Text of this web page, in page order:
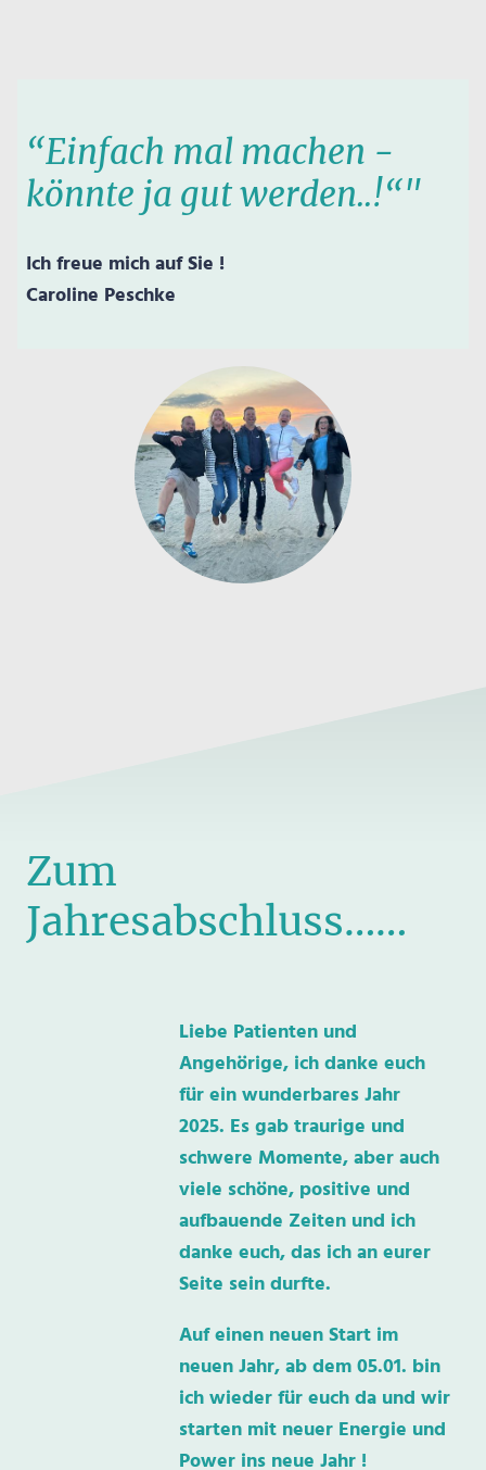
“Einfach mal machen -
könnte ja gut werden..!“"
Ich freue mich auf Sie !
Caroline Peschke
Zum
Jahresabschluss……
Liebe Patienten und
Angehörige, ich danke euch
für ein wunderbares Jahr
2025. Es gab traurige und
schwere Momente, aber auch
viele schöne, positive und
aufbauende Zeiten und ich
danke euch, das ich an eurer
Seite sein durfte.
Auf einen neuen Start im
neuen Jahr, ab dem 05.01. bin
ich wieder für euch da und wir
starten mit neuer Energie und
Power ins neue Jahr !